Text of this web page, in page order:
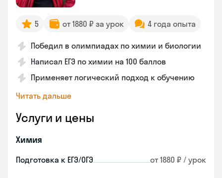
5 от 1880 ₽ за урок 4 года опыта
Победил в олимпиадах по химии и биологии
Написал ЕГЭ по химии на 100 баллов
Применяет логический подход к обучению
Читать дальше
Услуги и цены
Химия
Подготовка к ЕГЭ/ОГЭ от 1880 ₽ / урок